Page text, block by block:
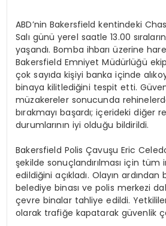
ABD’nin Bakersfield kentindeki
Salı günü yerel saatle 13.00
yaşandı. Bomba ihbarı üzerine
Bakersfield Emniyet Müdürlüğü
çok sayıda kişiyi banka içinde
binaya kilitlediğini tespit etti.
müzakereler sonucunda
bırakmayı başardı; içerideki diğer
durumlarının iyi olduğu bildirildi.
Bakersfield Polis Çavuşu Eric
şekilde sonuçlandırılması için tüm
edildiğini açıkladı. Olayın ardından
belediye binası ve polis merkezi
çevre binalar tahliye edildi.
olarak trafiğe kapatarak güvenlik